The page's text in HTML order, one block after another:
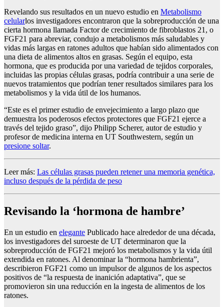
Revelando sus resultados en un nuevo estudio en Metabolismo
celularlos investigadores encontraron que la sobreproducción de una
cierta hormona llamada Factor de crecimiento de fibroblastos 21, o
FGF21 para abreviar, condujo a metabolismos más saludables y
vidas más largas en ratones adultos que habían sido alimentados con
una dieta de alimentos altos en grasas. Según el equipo, esta
hormona, que es producida por una variedad de tejidos corporales,
incluidas las propias células grasas, podría contribuir a una serie de
nuevos tratamientos que podrían tener resultados similares para los
metabolismos y la vida útil de los humanos.
“Este es el primer estudio de envejecimiento a largo plazo que
demuestra los poderosos efectos protectores que FGF21 ejerce a
través del tejido graso”, dijo Philipp Scherer, autor de estudio y
profesor de medicina interna en UT Southwestern, según un
presione soltar.
Leer más: Las células grasas pueden retener una memoria genética,
incluso después de la pérdida de peso
Revisando la ‘hormona de hambre’
En un estudio en elegante Publicado hace alrededor de una década,
los investigadores del suroeste de UT determinaron que la
sobreproducción de FGF21 mejoró los metabolismos y la vida útil
extendida en ratones. Al denominar la “hormona hambrienta”,
describieron FGF21 como un impulsor de algunos de los aspectos
positivos de “la respuesta de inanición adaptativa”, que se
promovieron sin una reducción en la ingesta de alimentos de los
ratones.